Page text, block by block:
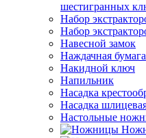
шестигранных
Набор
Набор
Навесной замок
Наждачная бумага
Накидной ключ
Напильник
Насадка
Насадка
Настольные